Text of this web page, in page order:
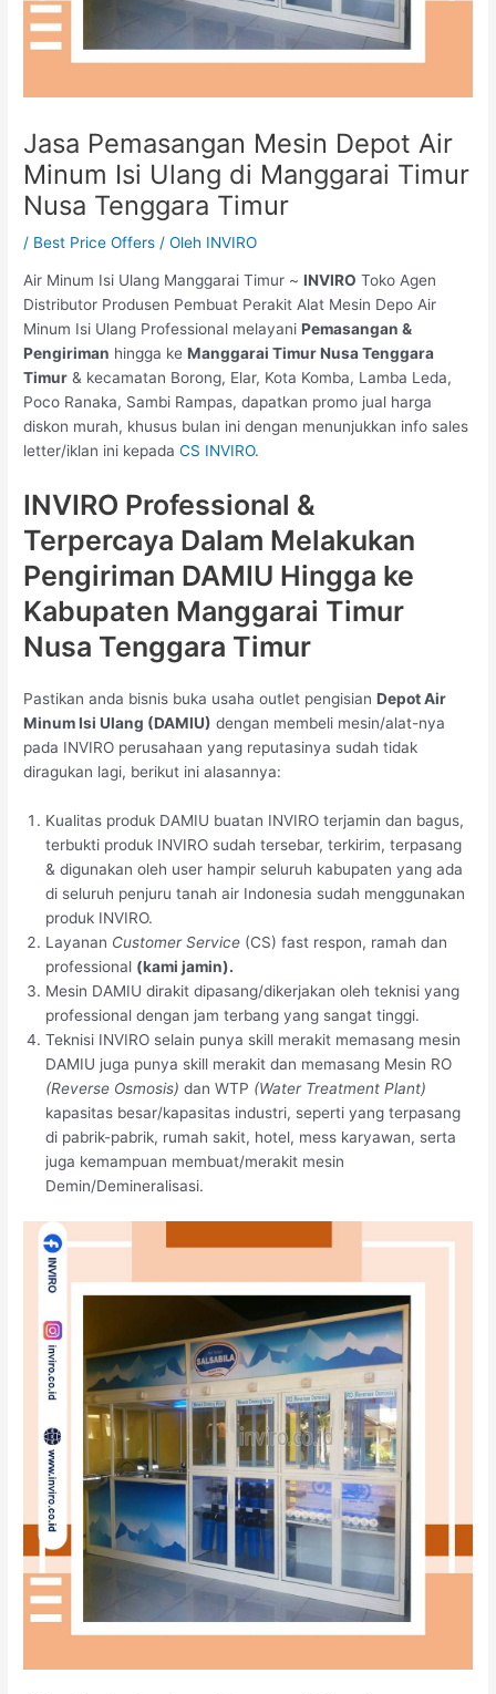
Jasa Pemasangan Mesin Depot Air
Minum Isi Ulang di Manggarai Timur
Nusa Tenggara Timur
/ Best Price Offers / Oleh INVIRO
Air Minum Isi Ulang Manggarai Timur ~INVIRO Toko Agen
Distributor Produsen Pembuat Perakit Alat Mesin Depo Air
Minum Isi Ulang Professional melayaniPemasangan &
Pengiriman hingga keManggarai Timur Nusa Tenggara
Timur & kecamatan Borong, Elar, Kota Komba, Lamba Leda,
Poco Ranaka, Sambi Rampas, dapatkan promo jual harga
diskon murah, khusus bulan ini dengan menunjukkan info sales
letter/iklan ini kepadaCS INVIRO.
INVIRO Professional &
Terpercaya Dalam Melakukan
Pengiriman DAMIU Hingga ke
Kabupaten Manggarai Timur
Nusa Tenggara Timur
Pastikan anda bisnis buka usaha outlet pengisianDepot Air
Minum Isi Ulang (DAMIU) dengan membeli mesin/alat-nya
pada INVIRO perusahaan yang reputasinya sudah tidak
diragukan lagi, berikut ini alasannya:
Kualitas produk DAMIU buatan INVIRO terjamin dan bagus,
terbukti produk INVIRO sudah tersebar, terkirim, terpasang
& digunakan oleh user hampir seluruh kabupaten yang ada
di seluruh penjuru tanah air Indonesia sudah menggunakan
produk INVIRO.
Layanan Customer Service (CS) fast respon, ramah dan
professional (kami jamin).
Mesin DAMIU dirakit dipasang/dikerjakan oleh teknisi yang
professional dengan jam terbang yang sangat tinggi.
Teknisi INVIRO selain punya skill merakit memasang mesin
DAMIU juga punya skill merakit dan memasang Mesin RO
(Reverse Osmosis) dan WTP (Water Treatment Plant)
kapasitas besar/kapasitas industri, seperti yang terpasang
di pabrik-pabrik, rumah sakit, hotel, mess karyawan, serta
juga kemampuan membuat/merakit mesin
Demin/Demineralisasi.